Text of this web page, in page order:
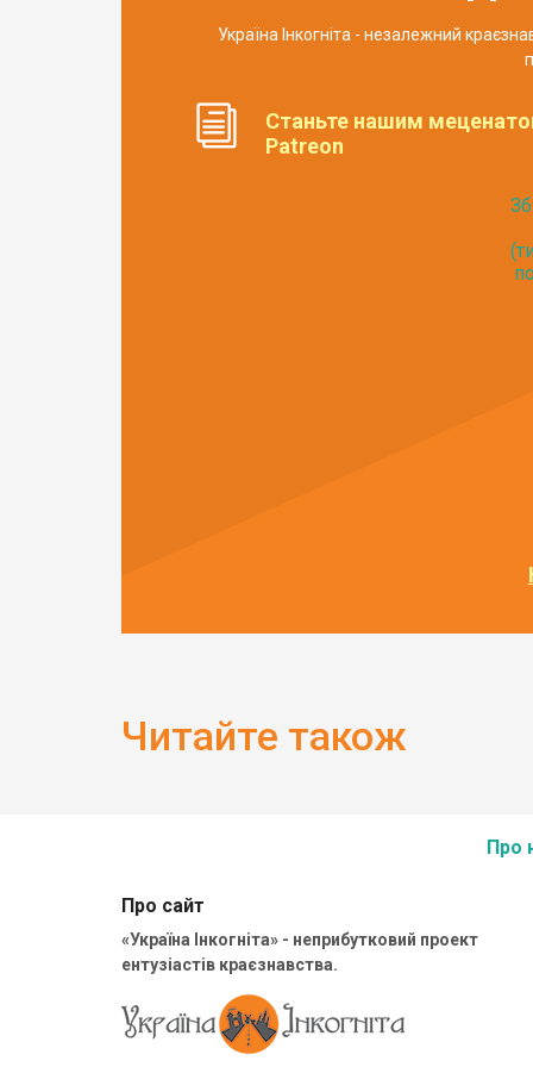
Україна Інкогніта - незалежний
Станьте нашим
Patreon
Читайте також
Про
Про сайт
«Україна Інкогніта» - неприбутковий проект
ентузіастів краєзнавства.